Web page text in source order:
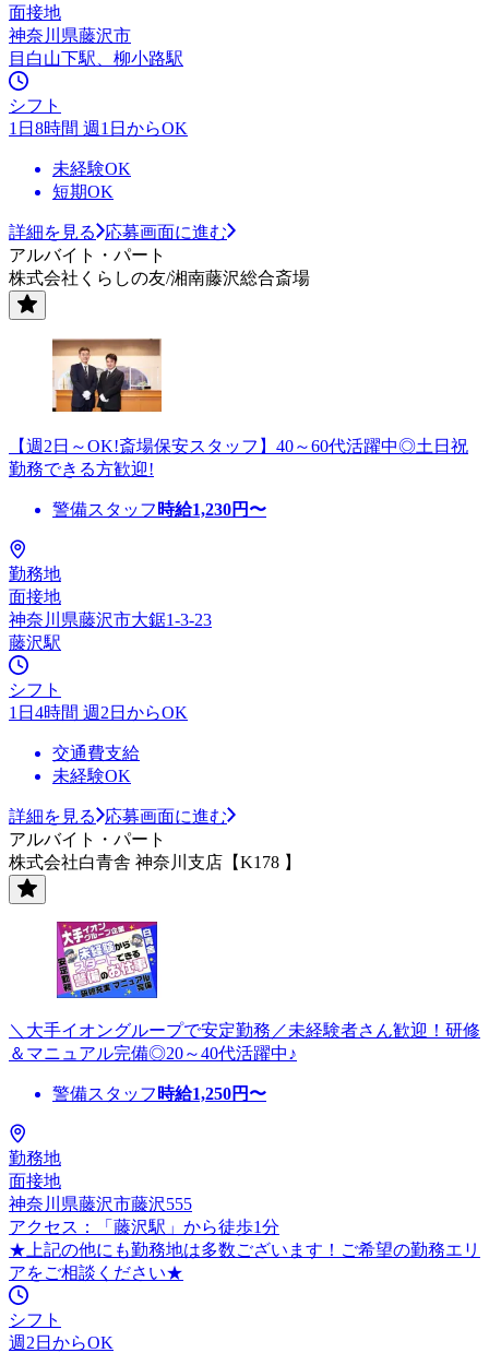
面接地
神奈川県藤沢市
目白山下駅、柳小路駅
シフト
1日8時間 週1日からOK
未経験OK
短期OK
詳細を見る
応募画面に進む
アルバイト・パート
株式会社くらしの友/湘南藤沢総合斎場
【週2日～OK!斎場保安スタッフ】40～60代活躍中◎土日祝
勤務できる方歓迎!
警備スタッフ 時給1,230円〜
勤務地
面接地
神奈川県藤沢市大鋸1-3-23
藤沢駅
シフト
1日4時間 週2日からOK
交通費支給
未経験OK
詳細を見る
応募画面に進む
アルバイト・パート
株式会社白青舎 神奈川支店【K178 】
＼大手イオングループで安定勤務／未経験者さん歓迎！研修
＆マニュアル完備◎20～40代活躍中♪
警備スタッフ 時給1,250円〜
勤務地
面接地
神奈川県藤沢市藤沢555
アクセス：「藤沢駅」から徒歩1分
★上記の他にも勤務地は多数ございます！ご希望の勤務エリ
アをご相談ください★
シフト
週2日からOK